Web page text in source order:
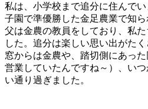
私は、小学校まで追分に住んで
子園で準優勝した金足農業で知ら
父は金農の教員をしており、私
した。追分は楽しい思い出がた
窓からは金農や、踏切側にあっ
営業していたんですね～）、い
い通り過ぎました。